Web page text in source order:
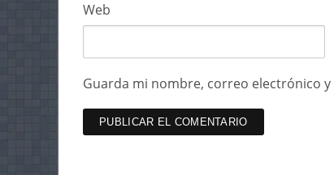
Web
Guarda mi nombre, correo electrónico